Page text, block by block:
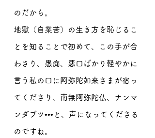
のだから。
地獄（自業苦）の生き方を恥じるこ
とを知ることで初めて、この手が合
わさり、愚痴、悪口ばかり軽やかに
言う私の口に阿弥陀如来さまが宿っ
てくださり、南無阿弥陀仏、ナンマ
ンダブツ•••と、声になってくださる
のですね。